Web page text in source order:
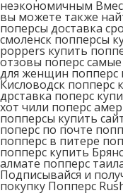
неэкономичным
вы можете также
поперсы доставка
смоленск попперсы
poppers купить
отзовы поперс
для женщин попперс
Кисловодск попперс
дрставка поперс
хот чили поперс
попперсы купить
поперс по почте
попперс в питере
попперс купить
алмате попперс
Подписывайся и
покупку Попперс